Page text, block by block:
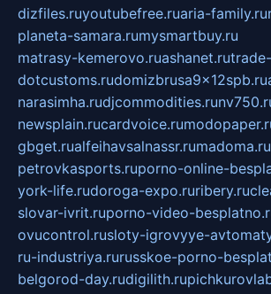
dizfiles.ruyoutubefree.ruaria-family.ru
planeta-samara.rumysmartbuy.ru
matrasy-kemerovo.ruashanet.ru
dotcustoms.rudomizbrusa9x12spb.ru
narasimha.rudjcommodities.ru
newsplain.rucardvoice.ru
gbget.rualfeihavsalnassr.rumadoma.ru
petrovkasports.ruporno-online-
york-life.rudoroga-expo.ruribery.ru
slovar-ivrit.ruporno-video-
ovucontrol.rusloty-igrovyye-
ru-industriya.rurusskoe-porno-
belgorod-day.rudigilith.ru